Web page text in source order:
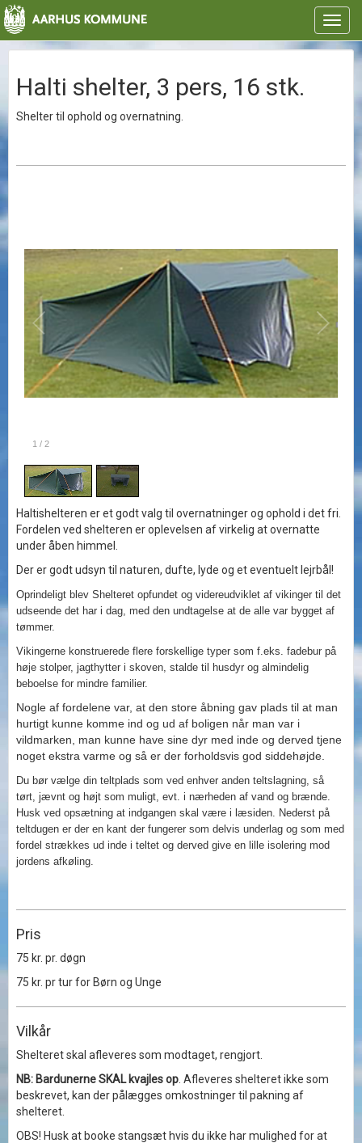
Halti shelter, 3 pers, 16 stk.
Shelter til ophold og overnatning.
1 / 2
Haltishelteren er et godt valg til overnatninger og ophold i det fri.
Fordelen ved shelteren er oplevelsen af virkelig at overnatte
under åben himmel.
Der er godt udsyn til naturen, dufte, lyde og et eventuelt lejrbål!
Oprindeligt blev Shelteret opfundet og videreudviklet af vikinger til det
udseende det har i dag, med den undtagelse at de alle var bygget af
tømmer.
Vikingerne konstruerede flere forskellige typer som f.eks. fadebur på
høje stolper, jagthytter i skoven, stalde til husdyr og almindelig
beboelse for mindre familier.
Nogle af fordelene var, at den store åbning gav plads til at man
hurtigt kunne komme ind og ud af boligen når man var i
vildmarken, man kunne have sine dyr med inde og derved tjene
noget ekstra varme og så er der forholdsvis god siddehøjde.
Du bør vælge din teltplads som ved enhver anden teltslagning, så
tørt, jævnt og højt som muligt, evt. i nærheden af vand og brænde.
Husk ved opsætning at indgangen skal være i læsiden. Nederst på
teltdugen er der en kant der fungerer som delvis underlag og som med
fordel strækkes ud inde i teltet og derved give en lille isolering mod
jordens afkøling.
Pris
75 kr. pr. døgn
75 kr. pr tur for Børn og Unge
Vilkår
Shelteret skal afleveres som modtaget, rengjort.
NB: Bardunerne SKAL kvajles op . Afleveres shelteret ikke som
beskrevet, kan der pålægges omkostninger til pakning af
shelteret.
OBS! Husk at booke stangsæt hvis du ikke har mulighed for at